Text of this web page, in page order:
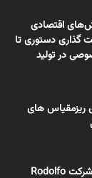
اقتصادی
گذاری دستوری تا
خصوصی در تولید
ریزمقیاس های
پیش از K2016 در مورد کلندرهای شرکت Rodolfo